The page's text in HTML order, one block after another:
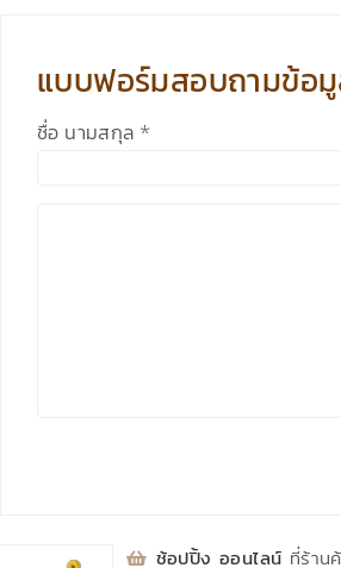
ช้อปปิ้ง ออนไลน์ ที่ร้าน